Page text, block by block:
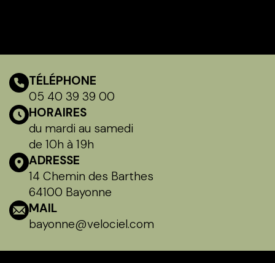
TÉLÉPHONE
05 40 39 39 00
HORAIRES
du mardi au samedi
de 10h à 19h
ADRESSE
14 Chemin des Barthes
64100 Bayonne
MAIL
bayonne@velociel.com